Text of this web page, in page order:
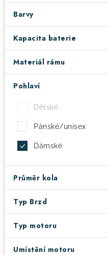
Moje objednávka
Čeština
Testovací centrum
Barvy
Kapacita baterie
Materiál rámu
Pohlaví
Dětské
Pánské/unisex
Dámské
Průměr kola
Typ Brzd
Typ motoru
Umístění motoru